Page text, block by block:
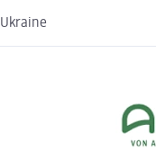
Ukraine